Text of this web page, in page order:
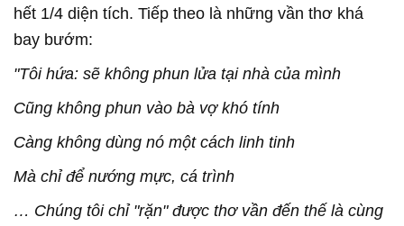
hết 1/4 diện tích. Tiếp theo là những vần thơ khá
bay bướm:
"Tôi hứa: sẽ không phun lửa tại nhà của mình
Cũng không phun vào bà vợ khó tính
Càng không dùng nó một cách linh tinh
Mà chỉ để nướng mực, cá trình
… Chúng tôi chỉ "rặn" được thơ vần đến thế là cùng